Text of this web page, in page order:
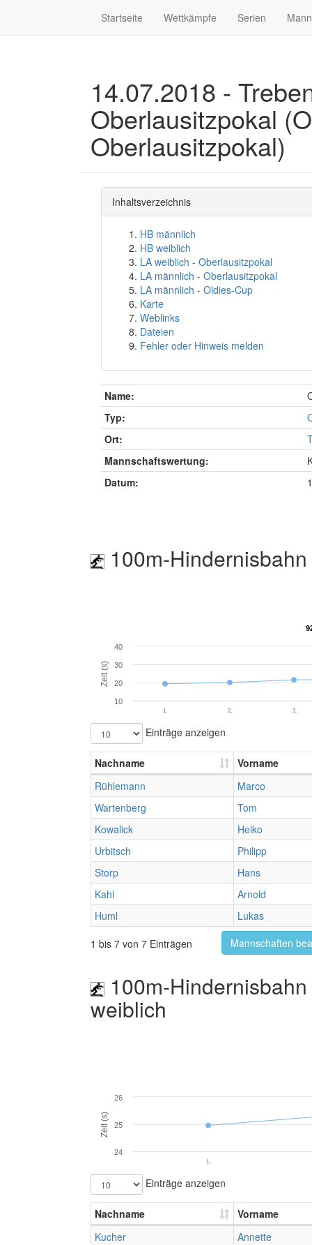
Startseite Wettkämpfe Serien
14.07.2018 -
Oberlausitzpokal
Oberlausitzpokal)
Inhaltsverzeichnis
HB männlich
HB weiblich
LA weiblich - Oberlausitzpokal
LA männlich - Oberlausitzpokal
LA männlich - Oldies-Cup
Karte
Weblinks
Dateien
Fehler oder Hinweis melden
Name:
Typ:
Ort:
Mannschaftswertung:
Datum:
100m-
Zeit (s)
1. 2. 3.
10
20
30
40
Einträge anzeigen
Nachname
Vorname
Rühlemann
Marco
Wartenberg
Tom
Kowalick
Heiko
Urbitsch
Philipp
Storp
Hans
Kahl
Arnold
Huml
Lukas
1 bis 7 von 7 Einträgen
Mannschaften
100m-
weiblich
Zeit (s)
1.
24
25
26
Einträge anzeigen
Nachname
Vorname
Kucher
Annette